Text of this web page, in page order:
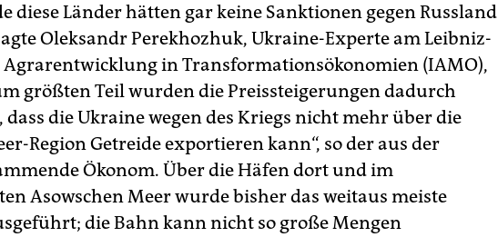
diese Länder hätten gar keine Sanktionen gegen Russland
Oleksandr Perekhozhuk, Ukraine-Experte am Leibniz-
in Transformationsökonomien (IAMO),
größten Teil wurden die Preissteigerungen dadurch
die Ukraine wegen des Kriegs nicht mehr über die
Region Getreide exportieren kann“, so der aus der
Ökonom. Über die Häfen dort und im
Asowschen Meer wurde bisher das weitaus meiste
die Bahn kann nicht so große Mengen